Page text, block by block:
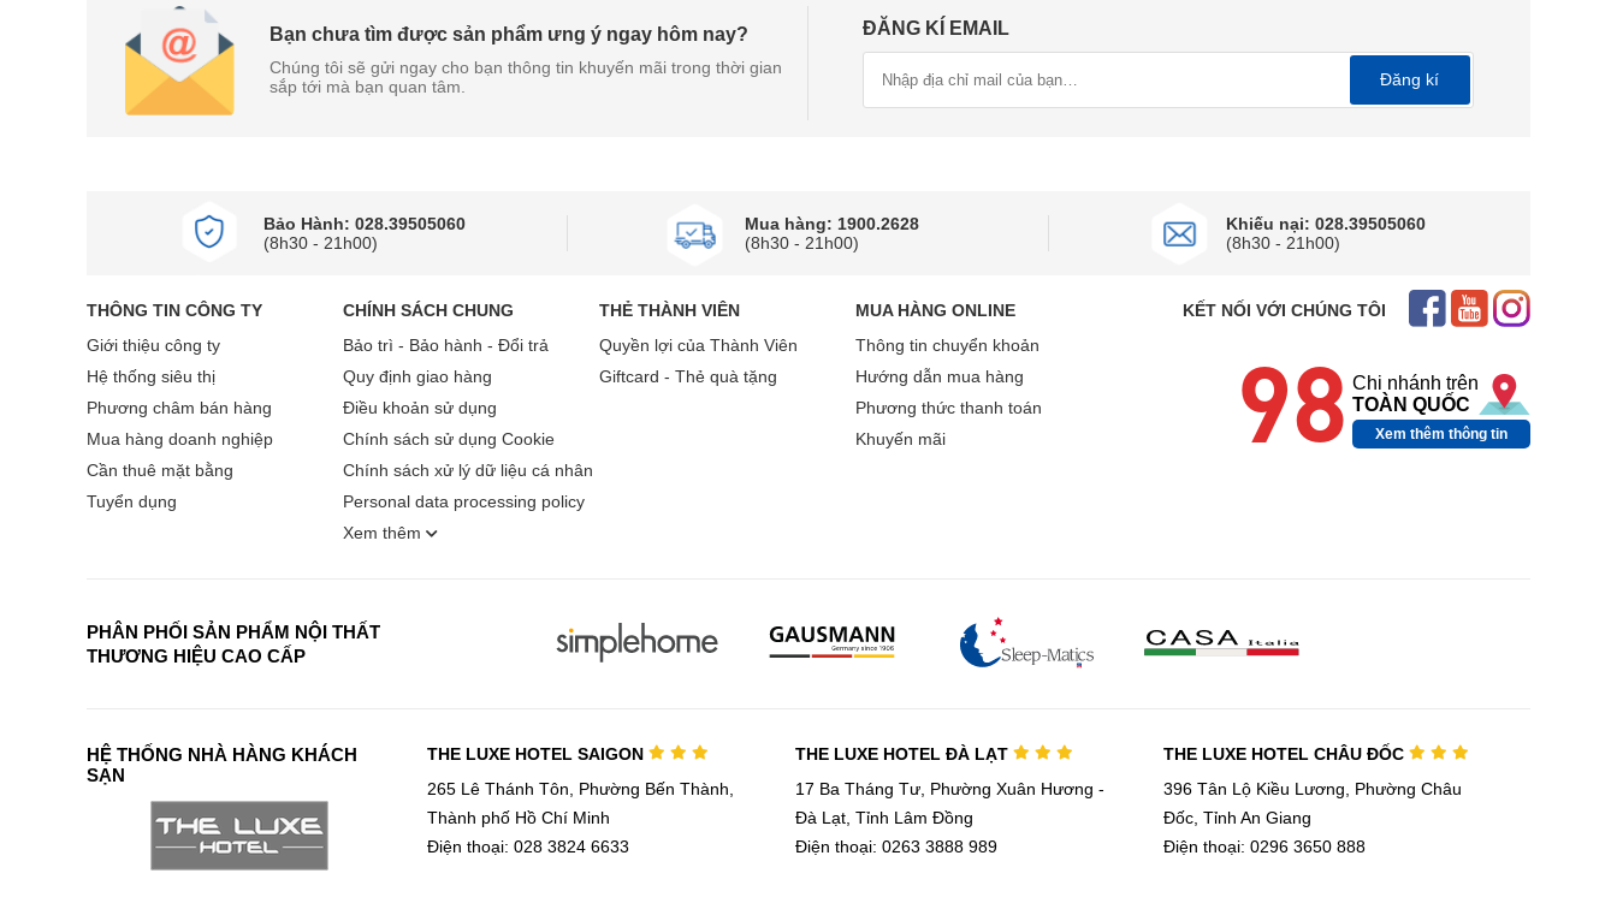
Bạn chưa tìm được sản phẩm ưng ý ngay hôm nay?
Chúng tôi sẽ gửi ngay cho bạn thông tin khuyến mãi trong thời gian
sắp tới mà bạn quan tâm.
ĐĂNG KÍ EMAIL
Đăng kí
Bảo Hành: 028.39505060
(8h30 - 21h00)
Mua hàng: 1900.2628
(8h30 - 21h00)
Khiếu nại: 028.39505060
(8h30 - 21h00)
THÔNG TIN CÔNG TY
Giới thiệu công ty
Hệ thống siêu thị
Phương châm bán hàng
Mua hàng doanh nghiệp
Cần thuê mặt bằng
Tuyển dụng
CHÍNH SÁCH CHUNG
Bảo trì - Bảo hành - Đổi trả
Quy định giao hàng
Điều khoản sử dụng
Chính sách sử dụng Cookie
Chính sách xử lý dữ liệu cá nhân
Personal data processing policy
Xem thêm
THẺ THÀNH VIÊN
Quyền lợi của Thành Viên
Giftcard - Thẻ quà tặng
MUA HÀNG ONLINE
Thông tin chuyển khoản
Hướng dẫn mua hàng
Phương thức thanh toán
Khuyến mãi
KẾT NỐI VỚI CHÚNG TÔI
98 Chi nhánh trên
TOÀN QUỐC
Xem thêm thông tin
PHÂN PHỐI SẢN PHẨM NỘI THẤT
THƯƠNG HIỆU CAO CẤP
HỆ THỐNG NHÀ HÀNG KHÁCH
SẠN
THE LUXE HOTEL SAIGON
265 Lê Thánh Tôn, Phường Bến Thành,
Thành phố Hồ Chí Minh
Điện thoại: 028 3824 6633
THE LUXE HOTEL ĐÀ LẠT
17 Ba Tháng Tư, Phường Xuân Hương -
Đà Lạt, Tỉnh Lâm Đồng
Điện thoại: 0263 3888 989
THE LUXE HOTEL CHÂU ĐỐC
396 Tân Lộ Kiều Lương, Phường Châu
Đốc, Tỉnh An Giang
Điện thoại: 0296 3650 888